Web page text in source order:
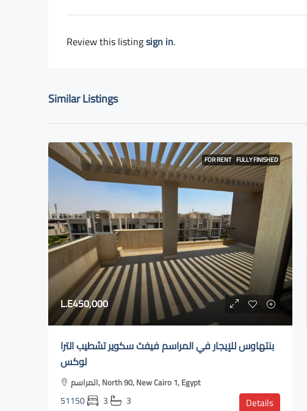
Review this listingsign in.
Similar Listings
FOR RENT FULLY FINISHED
L.E450,000
بنتهاوس للإيجار في المراسم فيفث سكوير تشطيب الترا
لوكس
المراسم, North 90, New Cairo 1, Egypt
51150 3 3 Details